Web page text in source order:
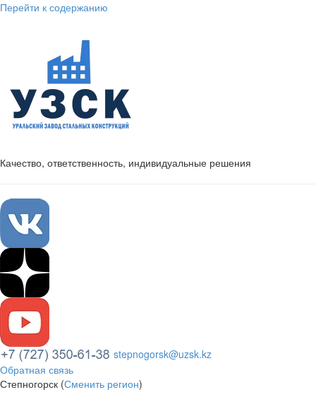
Перейти к содержанию
Качество, ответственность, индивидуальные решения
stepnogorsk@uzsk.kz
Обратная связь
Степногорск (Сменить регион)